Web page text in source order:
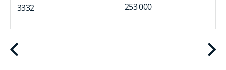
3332 253 000